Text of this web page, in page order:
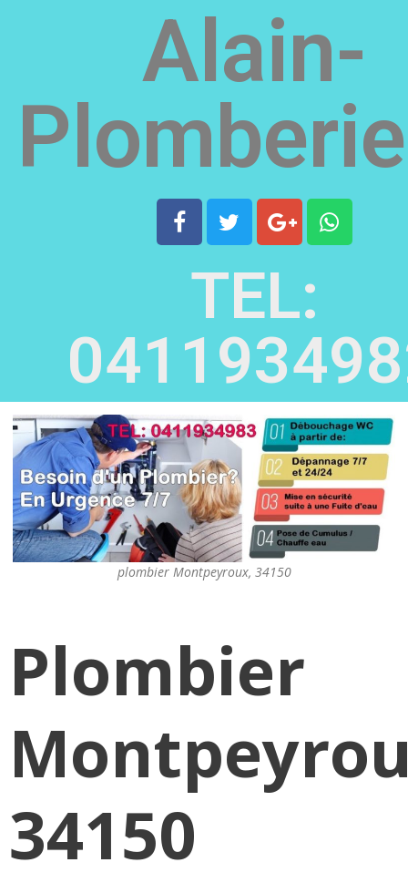
Alain-
TEL:
plombier Montpeyroux, 34150
Plombier
34150